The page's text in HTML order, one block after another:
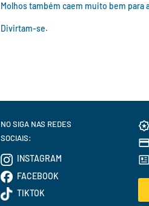
Molhos também caem muito bem para
Divirtam-se.
NO SIGA NAS REDES
SOCIAIS:
INSTAGRAM
FACEBOOK
TIKTOK